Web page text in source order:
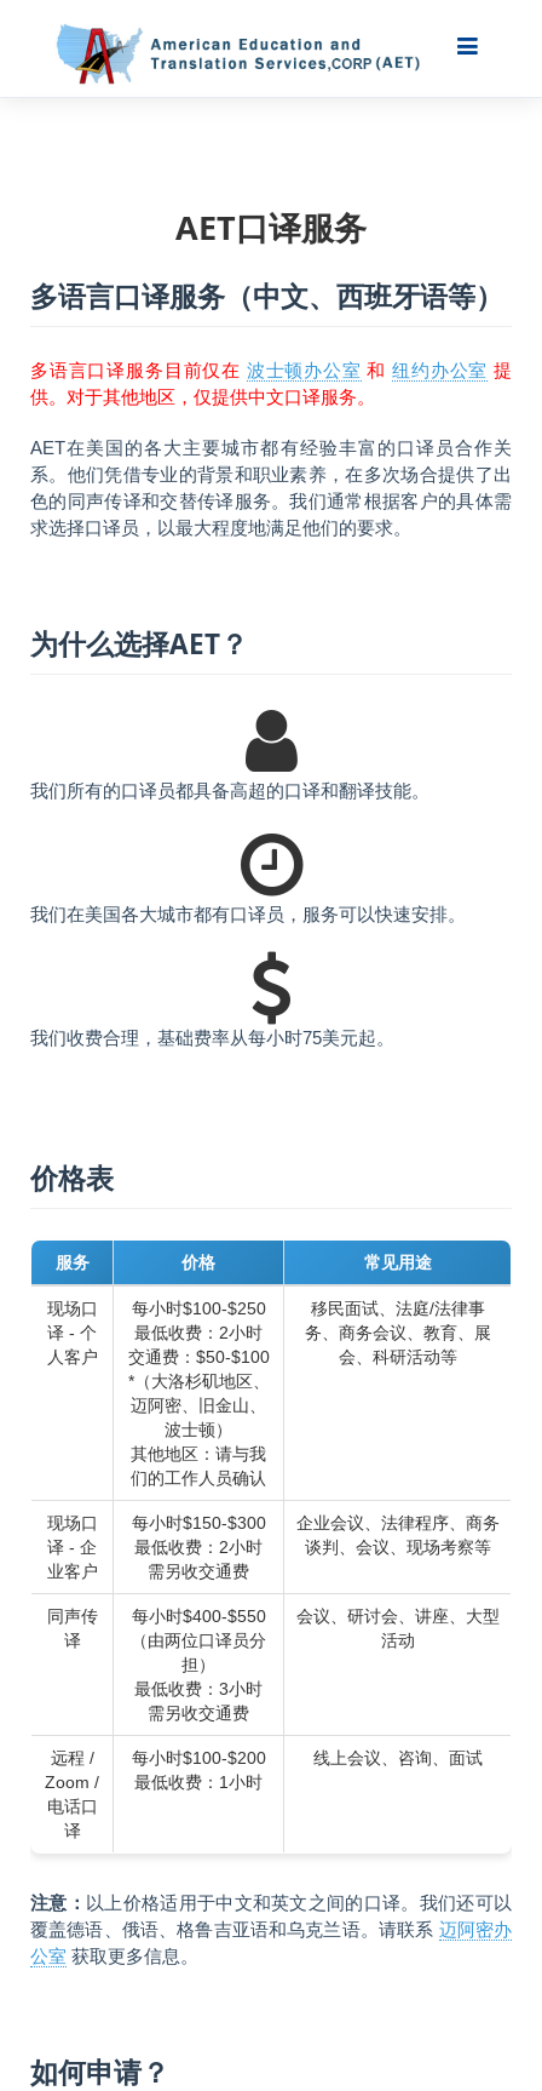
AET口译服务
多语言口译服务（中文、西班牙语等）
多语言口译服务目前仅在 波士顿办公室 和纽约办公室 提
供。对于其他地区，仅提供中文口译服务。
AET在美国的各大主要城市都有经验丰富的口译员合作关
系。他们凭借专业的背景和职业素养，在多次场合提供了出
色的同声传译和交替传译服务。我们通常根据客户的具体需
求选择口译员，以最大程度地满足他们的要求。
为什么选择AET？
我们所有的口译员都具备高超的口译和翻译技能。
我们在美国各大城市都有口译员，服务可以快速安排。
我们收费合理，基础费率从每小时75美元起。
价格表
服务 价格 常见用途
现场口
译 - 个
人客户
每小时$100-$250
最低收费：2小时
交通费：$50-$100
*（大洛杉矶地区、
迈阿密、旧金山、
波士顿）
其他地区：请与我
们的工作人员确认
移民面试、法庭/法律事
务、商务会议、教育、展
会、科研活动等
现场口
译 - 企
业客户
每小时$150-$300
最低收费：2小时
需另收交通费
企业会议、法律程序、商务
谈判、会议、现场考察等
同声传
译
每小时$400-$550
（由两位口译员分
担）
最低收费：3小时
需另收交通费
会议、研讨会、讲座、大型
活动
远程 /
Zoom /
电话口
译
每小时$100-$200
最低收费：1小时
线上会议、咨询、面试
注意： 以上价格适用于中文和英文之间的口译。我们还可以
覆盖德语、俄语、格鲁吉亚语和乌克兰语。请联系 迈阿密办
公室 获取更多信息。
如何申请？